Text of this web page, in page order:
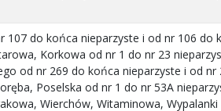
107 do końca nieparzyste i od nr 106 do
Korkowa od nr 1 do nr 23
od nr 269 do końca nieparzyste i od nr
Poselska od nr 1 do nr 53A
Wierchów, Witaminowa, Wypalanki